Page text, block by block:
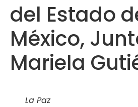
del Estado
México,
Mariela
La Paz